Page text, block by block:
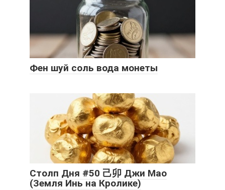
Фен шуй соль вода монеты
Столп Дня #50 己卯 Джи Мао
(Земля Инь на Кролике)